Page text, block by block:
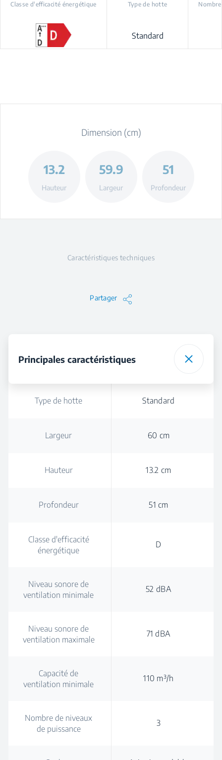
Classe d'efficacité énergétique Type de hotte
Standard
Dimension (cm)
13.2
Hauteur
59.9
Largeur
51
Profondeur
Caractéristiques techniques
Partager
Principales caractéristiques
Type de hotte Standard
Largeur 60 cm
Hauteur 13.2 cm
Profondeur 51 cm
Classe d'efficacité
énergétique
D
Niveau sonore de
ventilation minimale
52 dBA
Niveau sonore de
ventilation maximale
71 dBA
Capacité de
ventilation minimale
110 m³/h
Nombre de niveaux
de puissance
3